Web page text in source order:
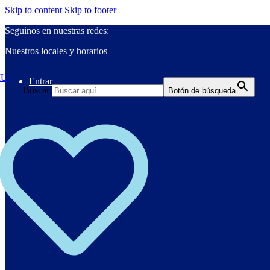
Skip to content Skip to footer
Seguinos en nuestras redes:
Nuestros locales y horarios
Entrar
Buscar:
Botón de búsqueda